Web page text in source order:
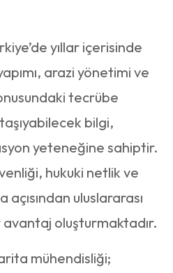
yıllar içerisinde
arazi yönetimi ve
tecrübe
bilgi,
yeteneğine sahiptir.
hukuki netlik ve
açısından uluslararası
oluşturmaktadır.
mühendisliği;